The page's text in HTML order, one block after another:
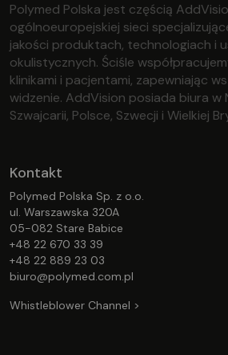
Polymed Polska jest częścią
ogólnoeuropejskiej sieci
jakości produktach, technologiach i
okulistycznych. Ściśle
klinikami i pacjentami, zapewniając
widzenie. AddVision posiada biura w
Szwajcarii, Polsce, Szwecji i Wielkiej
Kontakt
Polymed Polska Sp. z o.o.
ul. Warszawska 320A
05-082 Stare Babice
+48 22 670 33 39
+48 22 889 23 03
biuro@polymed.com.pl
Whistleblower Channel >